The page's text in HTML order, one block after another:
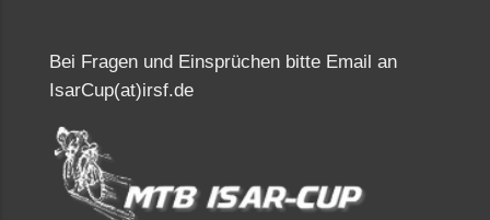
Bei Fragen und Einsprüchen bitte Email an
IsarCup(at)irsf.de